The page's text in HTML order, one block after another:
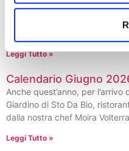
Anche quest’anno, per
Giardino di Sto Da Bio,
Leggi Tutto »
Calendario Giugno
Anche quest’anno, per
Giardino di Sto Da Bio,
dalla nostra chef Moira
Leggi Tutto »